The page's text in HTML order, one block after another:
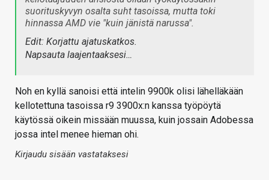
suorituskyvyn osalta suht tasoissa, mutta toki
hinnassa AMD vie "kuin jänistä narussa".
Edit: Korjattu ajatuskatkos.
Napsauta laajentaaksesi…
Noh en kyllä sanoisi että intelin 9900k olisi lähelläkään
kellotettuna tasoissa r9 3900x:n kanssa työpöytä
käytössä oikein missään muussa, kuin jossain Adobessa
jossa intel menee hieman ohi.
Kirjaudu sisään vastataksesi